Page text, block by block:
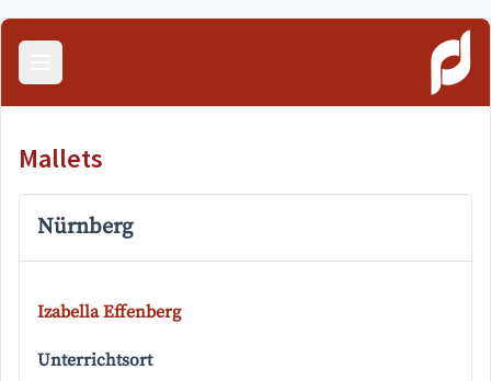
Menü öffnen
Mallets
Nürnberg
Izabella Effenberg
Unterrichtsort